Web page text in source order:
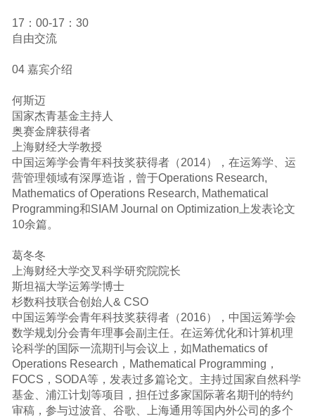
17：00-17：30
自由交流
04 嘉宾介绍
何斯迈
国家杰青基金主持人
奥赛金牌获得者
上海财经大学教授
中国运筹学会青年科技奖获得者（2014），在运筹学、运
营管理领域有深厚造诣，曾于Operations Research,
Mathematics of Operations Research, Mathematical
Programming和SIAM Journal on Optimization上发表论文
10余篇。
葛冬冬
上海财经大学交叉科学研究院院长
斯坦福大学运筹学博士
杉数科技联合创始人& CSO
中国运筹学会青年科技奖获得者（2016），中国运筹学会
数学规划分会青年理事会副主任。在运筹优化和计算机理
论科学的国际一流期刊与会议上，如Mathematics of
Operations Research，Mathematical Programming，
FOCS，SODA等，发表过多篇论文。主持过国家自然科学
基金、浦江计划等项目，担任过多家国际著名期刊的特约
审稿，参与过波音、谷歌、上海通用等国内外公司的多个